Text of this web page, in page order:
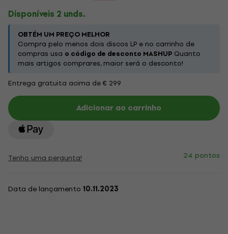
Disponíveis 2 unds.
OBTÉM UM PREÇO MELHOR
Compra pelo menos dois discos LP e no carrinho de
compras usa o código de desconto MASHUP Quanto
mais artigos comprares, maior será o desconto!
Entrega gratuita acima de € 299
Adicionar ao carrinho
Tenho uma pergunta! 24 pontos
Data de lançamento 10.11.2023